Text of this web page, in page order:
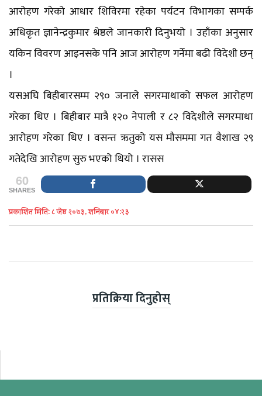
आरोहण गरेको आधार शिविरमा रहेका पर्यटन विभागका सम्पर्क
अधिकृत ज्ञानेन्द्रकुमार श्रेष्ठले जानकारी दिनुभयो । उहाँका अनुसार
यकिन विवरण आइनसके पनि आज आरोहण गर्नेमा बढी विदेशी छन्
।
यसअघि बिहीबारसम्म २९० जनाले सगरमाथाको सफल आरोहण
गरेका थिए । बिहीबार मात्रै १२० नेपाली र ८२ विदेशीले सगरमाथा
आरोहण गरेका थिए । वसन्त ऋतुको यस मौसममा गत वैशाख २९
गतेदेखि आरोहण सुरु भएको थियो । रासस
60
SHARES
प्रकाशित मिति: ८ जेष्ठ २०७३, शनिबार ०४:२३
प्रतिक्रिया दिनुहोस्